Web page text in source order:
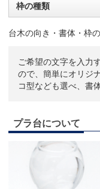
枠の種類
台木の向き・書体・枠
ご希望の文字を入力
ので、簡単にオリジ
コ型なども選べ、書
プラ台について